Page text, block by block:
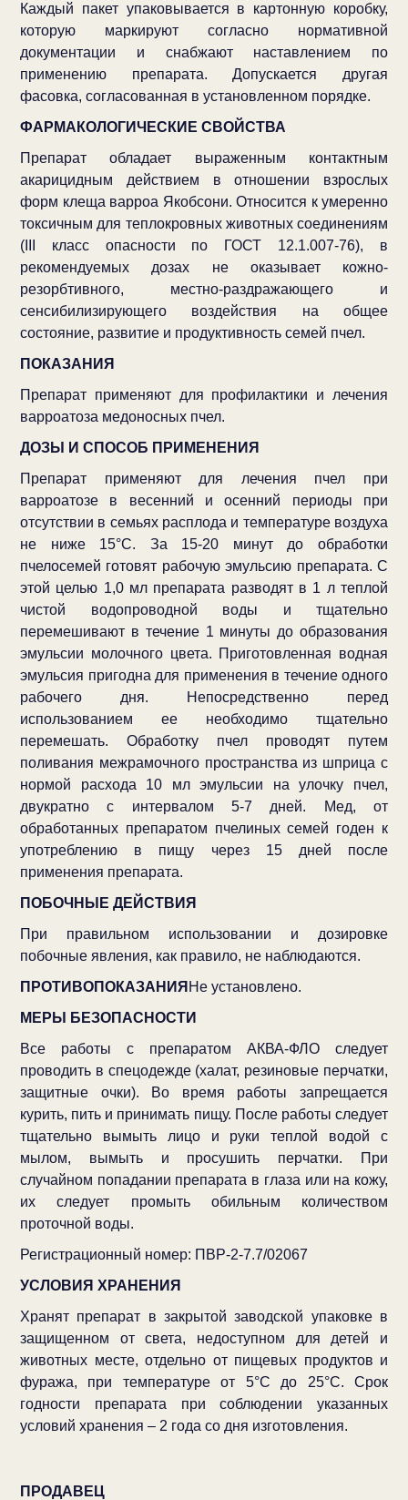
Каждый пакет упаковывается в картонную коробку,
которую маркируют согласно нормативной
документации и снабжают наставлением по
применению препарата. Допускается другая
фасовка, согласованная в установленном порядке.
ФАРМАКОЛОГИЧЕСКИЕ СВОЙСТВА
Препарат обладает выраженным контактным
акарицидным действием в отношении взрослых
форм клеща варроа Якобсони. Относится к умеренно
токсичным для теплокровных животных соединениям
(III класс опасности по ГОСТ 12.1.007-76), в
рекомендуемых дозах не оказывает кожно-
резорбтивного, местно-раздражающего и
сенсибилизирующего воздействия на общее
состояние, развитие и продуктивность семей пчел.
ПОКАЗАНИЯ
Препарат применяют для профилактики и лечения
варроатоза медоносных пчел.
ДОЗЫ И СПОСОБ ПРИМЕНЕНИЯ
Препарат применяют для лечения пчел при
варроатозе в весенний и осенний периоды при
отсутствии в семьях расплода и температуре воздуха
не ниже 15°С. За 15-20 минут до обработки
пчелосемей готовят рабочую эмульсию препарата. С
этой целью 1,0 мл препарата разводят в 1 л теплой
чистой водопроводной воды и тщательно
перемешивают в течение 1 минуты до образования
эмульсии молочного цвета. Приготовленная водная
эмульсия пригодна для применения в течение одного
рабочего дня. Непосредственно перед
использованием ее необходимо тщательно
перемешать. Обработку пчел проводят путем
поливания межрамочного пространства из шприца с
нормой расхода 10 мл эмульсии на улочку пчел,
двукратно с интервалом 5-7 дней. Мед, от
обработанных препаратом пчелиных семей годен к
употреблению в пищу через 15 дней после
применения препарата.
ПОБОЧНЫЕ ДЕЙСТВИЯ
При правильном использовании и дозировке
побочные явления, как правило, не наблюдаются.
ПРОТИВОПОКАЗАНИЯ Не установлено.
МЕРЫ БЕЗОПАСНОСТИ
Все работы с препаратом АКВА-ФЛО следует
проводить в спецодежде (халат, резиновые перчатки,
защитные очки). Во время работы запрещается
курить, пить и принимать пищу. После работы следует
тщательно вымыть лицо и руки теплой водой с
мылом, вымыть и просушить перчатки. При
случайном попадании препарата в глаза или на кожу,
их следует промыть обильным количеством
проточной воды.
Регистрационный номер: ПВР-2-7.7/02067
УСЛОВИЯ ХРАНЕНИЯ
Хранят препарат в закрытой заводской упаковке в
защищенном от света, недоступном для детей и
животных месте, отдельно от пищевых продуктов и
фуража, при температуре от 5°С до 25°С. Срок
годности препарата при соблюдении указанных
условий хранения – 2 года со дня изготовления.
ПРОДАВЕЦ